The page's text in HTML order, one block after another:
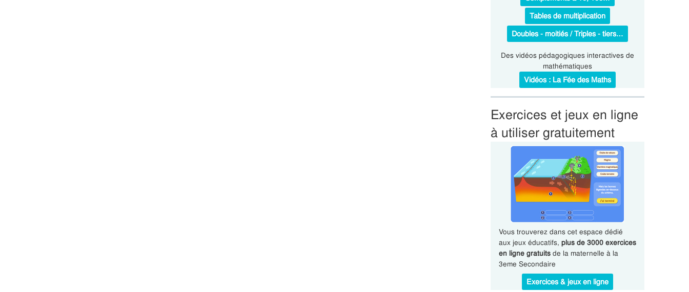
Tables de multiplication
Doubles - moitiés / Triples - tiers…
Des vidéos pédagogiques interactives de
mathématiques
Vidéos : La Fée des Maths
Exercices et jeux en ligne
à utiliser gratuitement
Vous trouverez dans cet espace dédié
aux jeux éducatifs, plus de 3000 exercices
en ligne gratuitsde la maternelle à la
3eme Secondaire
Exercices & jeux en ligne